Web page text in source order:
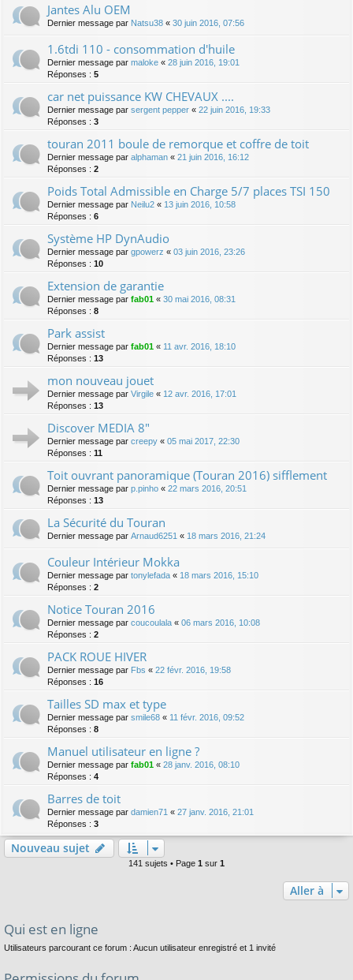
Jantes Alu OEM
Dernier message par Natsu38 « 30 juin 2016, 07:56
1.6tdi 110 - consommation d'huile
Dernier message par maloke « 28 juin 2016, 19:01
Réponses : 5
car net puissance KW CHEVAUX ....
Dernier message par sergent pepper « 22 juin 2016, 19:33
Réponses : 3
touran 2011 boule de remorque et coffre de toit
Dernier message par alphaman « 21 juin 2016, 16:12
Réponses : 2
Poids Total Admissible en Charge 5/7 places TSI 150
Dernier message par Neilu2 « 13 juin 2016, 10:58
Réponses : 6
Système HP DynAudio
Dernier message par gpowerz « 03 juin 2016, 23:26
Réponses : 10
Extension de garantie
Dernier message par fab01 « 30 mai 2016, 08:31
Réponses : 8
Park assist
Dernier message par fab01 « 11 avr. 2016, 18:10
Réponses : 13
mon nouveau jouet
Dernier message par Virgile « 12 avr. 2016, 17:01
Réponses : 13
Discover MEDIA 8"
Dernier message par creepy « 05 mai 2017, 22:30
Réponses : 11
Toit ouvrant panoramique (Touran 2016) sifflement
Dernier message par p.pinho « 22 mars 2016, 20:51
Réponses : 13
La Sécurité du Touran
Dernier message par Arnaud6251 « 18 mars 2016, 21:24
Couleur Intérieur Mokka
Dernier message par tonylefada « 18 mars 2016, 15:10
Réponses : 2
Notice Touran 2016
Dernier message par coucoulala « 06 mars 2016, 10:08
Réponses : 2
PACK ROUE HIVER
Dernier message par Fbs « 22 févr. 2016, 19:58
Réponses : 16
Tailles SD max et type
Dernier message par smile68 « 11 févr. 2016, 09:52
Réponses : 8
Manuel utilisateur en ligne ?
Dernier message par fab01 « 28 janv. 2016, 08:10
Réponses : 4
Barres de toit
Dernier message par damien71 « 27 janv. 2016, 21:01
Réponses : 3
Nouveau sujet
141 sujets • Page 1 sur 1
Aller à
Qui est en ligne
Utilisateurs parcourant ce forum : Aucun utilisateur enregistré et 1 invité